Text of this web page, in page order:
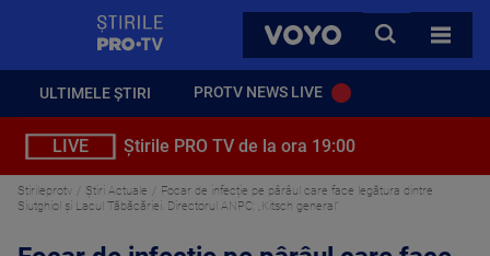
VOYO
CAUTA
TOATE
ULTIMELE ȘTIRI PROTV NEWS LIVE
LIVE Știrile PRO TV de la ora 19:00
Stirileprotv Știri Actuale
Focar de infecție pe pârâul care face legătura dintre
Siutghiol şi Lacul Tăbăcăriei. Directorul ANPC: „Kitsch general”